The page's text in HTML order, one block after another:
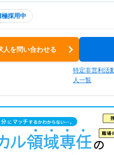
極採用中
人を問い合わせる
特定非営利活
人一覧